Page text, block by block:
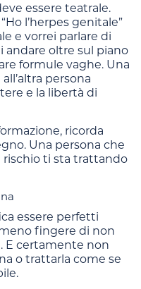
essere teatrale.
l’herpes genitale”
e vorrei parlare di
andare oltre sul piano
formule vaghe. Una
persona
e la libertà di
ricorda
Una persona che
rischio ti sta trattando
essere perfetti
fingere di non
E certamente non
o trattarla come se